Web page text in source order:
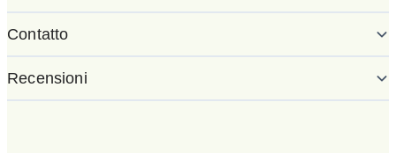
Contatto
Recensioni